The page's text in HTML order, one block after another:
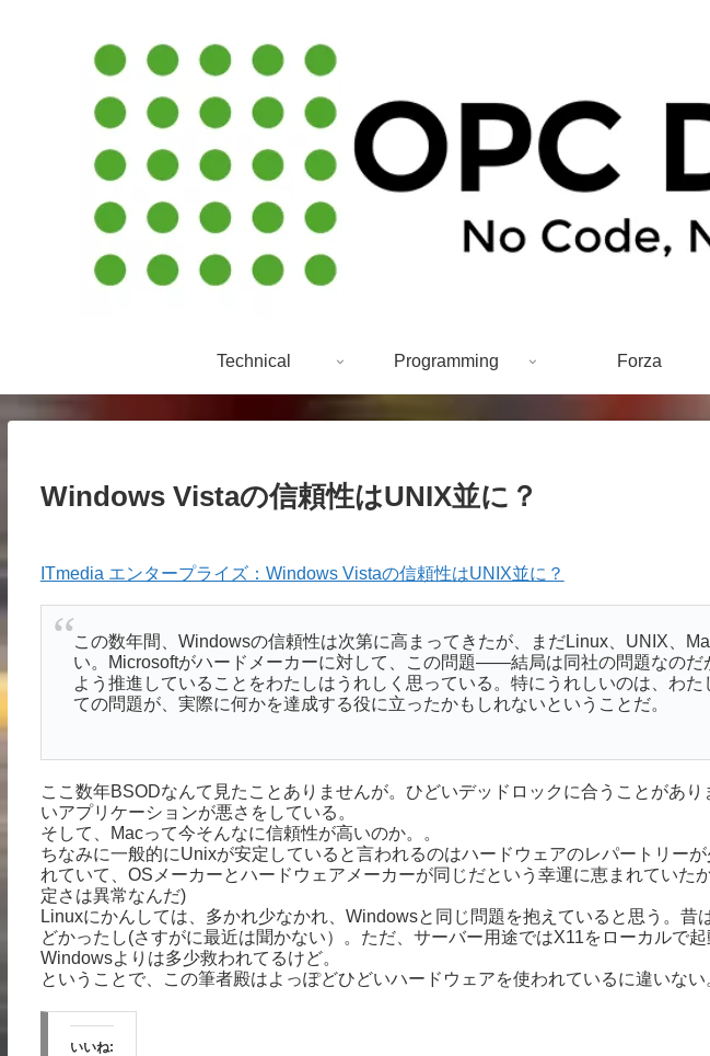
Technical Programming Forza
Windows Vistaの信頼性はUNIX並に？
ITmedia エンタープライズ：Windows Vistaの信頼性はUNIX並に？
この数年間、Windowsの信頼性は次第に高まってきたが、まだLinux、UNIX、
い。Microsoftがハードメーカーに対して、この問題――結局は同社の問題なの
よう推進していることをわたしはうれしく思っている。特にうれしいのは、わ
ての問題が、実際に何かを達成する役に立ったかもしれないということだ。
ここ数年BSODなんて見たことありませんが。ひどいデッドロックに合うことがあ
いアプリケーションが悪さをしている。
そして、Macって今そんなに信頼性が高いのか。。
ちなみに一般的にUnixが安定していると言われるのはハードウェアのレパートリー
れていて、OSメーカーとハードウェアメーカーが同じだという幸運に恵まれていた
定さは異常なんだ)
Linuxにかんしては、多かれ少なかれ、Windowsと同じ問題を抱えていると思う。昔
どかったし(さすがに最近は聞かない）。ただ、サーバー用途ではX11をローカルで起
Windowsよりは多少救われてるけど。
ということで、この筆者殿はよっぽどひどいハードウェアを使われているに違いない
いいね: